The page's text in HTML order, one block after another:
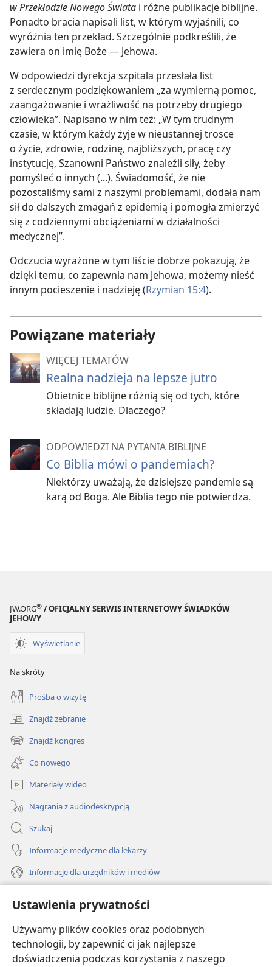
Ustawienia prywatności
Używamy plików cookies oraz podobnych
technologii, by zapewnić ci jak najlepsze
doświadczenia podczas korzystania z naszego
w Przekładzie Nowego Świata i różne publikacje biblijne.
Ponadto bracia napisali list, w którym wyjaśnili, co
wyróżnia ten przekład. Szczególnie podkreślili, że
zawiera on imię Boże — Jehowa.
W odpowiedzi dyrekcja szpitala przesłała list
z serdecznym podziękowaniem „za wymierną pomoc,
zaangażowanie i wrażliwość na potrzeby drugiego
człowieka”. Napisano w nim też: „W tym trudnym
czasie, w którym każdy żyje w nieustannej trosce
o życie, zdrowie, rodzinę, najbliższych, pracę czy
instytucję, Szanowni Państwo znaleźli siły, żeby
pomyśleć o innych (...). Świadomość, że nie
pozostaliśmy sami z naszymi problemami, dodała nam
sił do dalszych zmagań z epidemią i pomogła zmierzyć
się z codziennymi obciążeniami w działalności
medycznej”.
Odczucia wyrażone w tym liście dobrze pokazują, że
dzięki temu, co zapewnia nam Jehowa, możemy nieść
innym pocieszenie i nadzieję (Rzymian 15:4).
Powiązane materiały
WIĘCEJ TEMATÓW
Realna nadzieja na lepsze jutro
Obietnice biblijne różnią się od tych, które
składają ludzie. Dlaczego?
ODPOWIEDZI NA PYTANIA BIBLIJNE
Co Biblia mówi o pandemiach?
Niektórzy uważają, że dzisiejsze pandemie są
karą od Boga. Ale Biblia tego nie potwierdza.
JW.ORG® / OFICJALNY SERWIS INTERNETOWY ŚWIADKÓW
JEHOWY
Wyświetlanie
Na skróty
Prośba o wizytę
Znajdź zebranie
(opens
new
window)
Znajdź kongres
(opens
new
window)
Co nowego
Materiały wideo
Nagrania z audiodeskrypcją
Szukaj
Informacje medyczne dla lekarzy
Informacje dla urzędników i mediów
Darowizny
(opens
new
window)BIBLIOTEKA INTERNETOWA Strażnicy
(opens